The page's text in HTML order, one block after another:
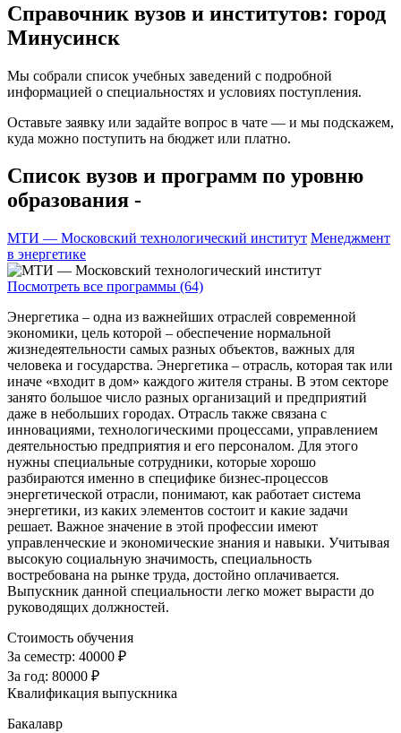
Справочник вузов и институтов: город
Минусинск
Мы собрали список учебных заведений с подробной
информацией о специальностях и условиях поступления.
Оставьте заявку или задайте вопрос в чате — и мы подскажем,
куда можно поступить на бюджет или платно.
Список вузов и программ по уровню
образования -
МТИ — Московский технологический институт Менеджмент
в энергетике
Посмотреть все программы (64)
Энергетика – одна из важнейших отраслей современной
экономики, цель которой – обеспечение нормальной
жизнедеятельности самых разных объектов, важных для
человека и государства. Энергетика – отрасль, которая так или
иначе «входит в дом» каждого жителя страны. В этом секторе
занято большое число разных организаций и предприятий
даже в небольших городах. Отрасль также связана с
инновациями, технологическими процессами, управлением
деятельностью предприятия и его персоналом. Для этого
нужны специальные сотрудники, которые хорошо
разбираются именно в специфике бизнес-процессов
энергетической отрасли, понимают, как работает система
энергетики, из каких элементов состоит и какие задачи
решает. Важное значение в этой профессии имеют
управленческие и экономические знания и навыки. Учитывая
высокую социальную значимость, специальность
востребована на рынке труда, достойно оплачивается.
Выпускник данной специальности легко может вырасти до
руководящих должностей.
Стоимость обучения
За семестр: 40000 ₽
За год: 80000 ₽
Квалификация выпускника
Бакалавр